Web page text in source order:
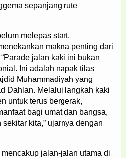
sepanjang rute
melepas start,
makna penting dari
jalan kaki ini bukan
Ini adalah napak tilas
Muhammadiyah yang
Dahlan. Melalui langkah kaki
untuk terus bergerak,
bagi umat dan bangsa,
kita,” ujarnya dengan
jalan-jalan utama di